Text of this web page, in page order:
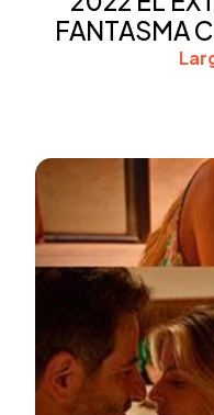
FANTASMA